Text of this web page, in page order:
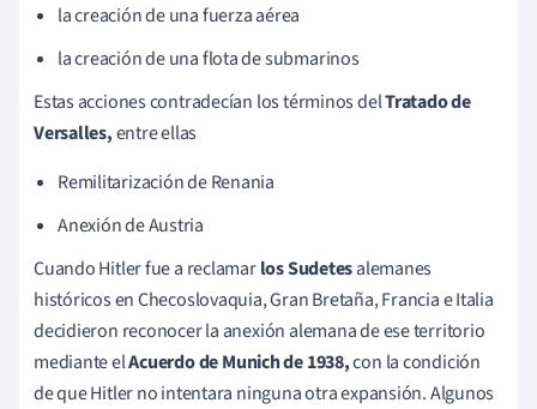
la creación de una fuerza aérea
la creación de una flota de submarinos
Estas acciones contradecían los términos delTratado de
Versalles,entre ellas
Remilitarización de Renania
Anexión de Austria
Cuando Hitler fue a reclamarlos Sudetesalemanes
históricos en Checoslovaquia, Gran Bretaña, Francia e Italia
decidieron reconocer la anexión alemana de ese territorio
mediante elAcuerdo de Munich de 1938,con la condición
de que Hitler no intentara ninguna otra expansión. Algunos